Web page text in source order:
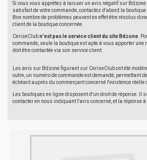
Si vous vous apprêtez à laisser un avis négatif sur Bdzone
satisfait de votre commande, contactez d'abord la boutique
Bon nombre de problèmes peuvent en effet être résolus
client de la boutique concernée.
CeriseClubn'est pas le service client du site Bdzone .
commande, seule la boutique est apte à vous apporter une
doit être contactée via son service client.
Les avis sur Bdzone figurant sur CeriseClub ont été
outre, un numéro de commande est demandé, permettant
échéant auprès du commerçant concerné l'existence réelle
Les boutiques en ligne disposent d'un droit de réponse. Il
contacter en nous indiquant l'avis concerné, et la réponse à